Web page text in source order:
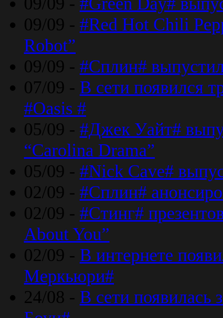
09/09 - #Red Hot Chili
Robot”
09/09 - #Сплин#
07/09 - В сети появился
#Oasis #
05/09 - #Джек Уайт#
“Carolina Drama”
05/09 - #Nick Cave#
02/09 - #Сплин#
02/09 - #Стинг#
About You”
02/09 - В интернете
Меркьюри#
24/08 - В сети появилась